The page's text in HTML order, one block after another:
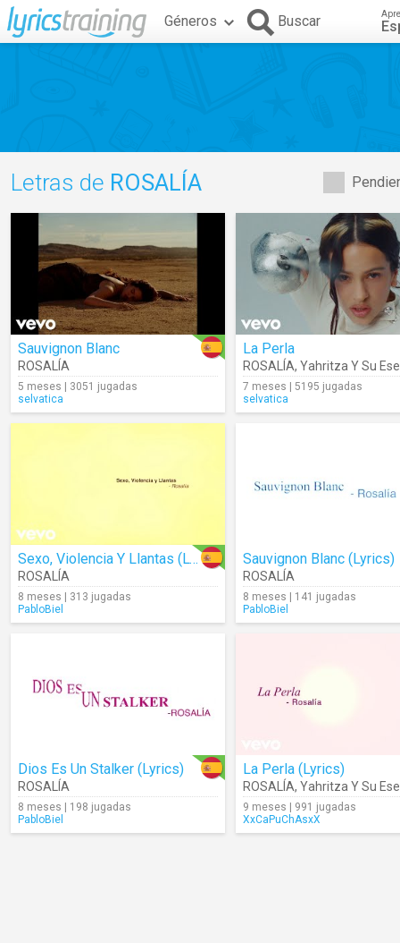
Géneros Buscar
Letras de ROSALÍA
Sauvignon Blanc
ROSALÍA
5 meses | 3051 jugadas
selvatica
La Perla
ROSALÍA, Yahritza Y Su
7 meses | 5195 jugadas
selvatica
Sexo, Violencia Y Llantas (Lyrics)
ROSALÍA
8 meses | 313 jugadas
PabloBiel
Sauvignon Blanc (Lyrics)
ROSALÍA
8 meses | 141 jugadas
PabloBiel
Dios Es Un Stalker (Lyrics)
ROSALÍA
8 meses | 198 jugadas
PabloBiel
La Perla (Lyrics)
ROSALÍA, Yahritza Y Su
9 meses | 991 jugadas
XxCaPuChAsxX